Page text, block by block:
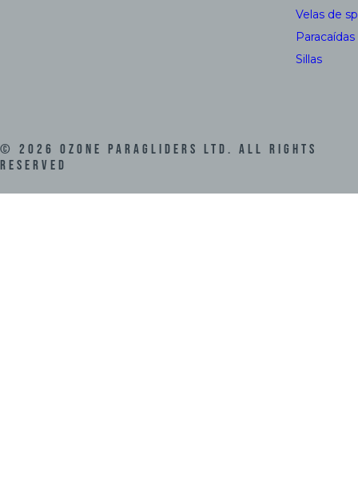
Velas de
Paracaídas
Sillas
© 2026 Ozone Paragliders LTD. All Rights
Reserved